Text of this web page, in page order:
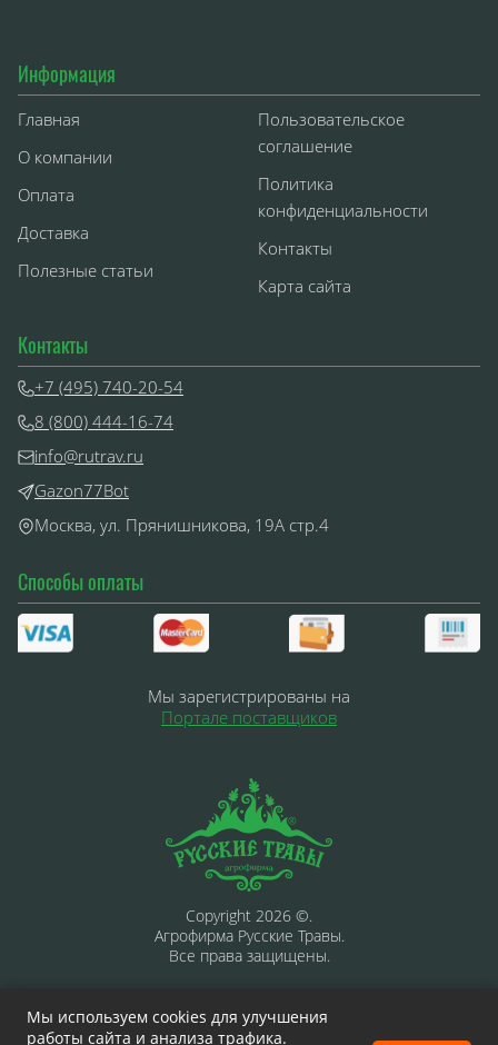
Copyright 2026 ©.
Агрофирма Русские Травы.
Все права защищены.
Информация
Главная
О компании
Оплата
Доставка
Полезные статьи
Пользовательское
соглашение
Политика
конфиденциальности
Контакты
Карта сайта
Способы оплаты
Мы зарегистрированы на
Портале поставщиков
Контакты
+7 (495) 740-20-54
8 (800) 444-16-74
info@rutrav.ru
Gazon77Bot
Москва, ул. Прянишникова, 19А стр.4
Мы используем cookies для улучшения
работы сайта и анализа трафика.